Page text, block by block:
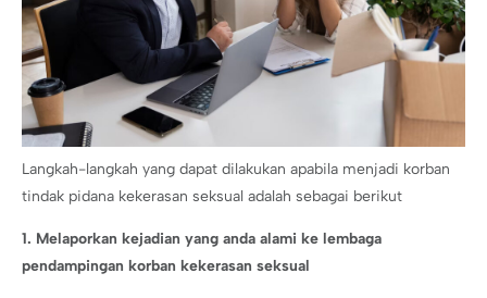
Langkah-langkah yang dapat dilakukan apabila menjadi korban
tindak pidana kekerasan seksual adalah sebagai berikut
1. Melaporkan kejadian yang anda alami ke lembaga
pendampingan korban kekerasan seksual